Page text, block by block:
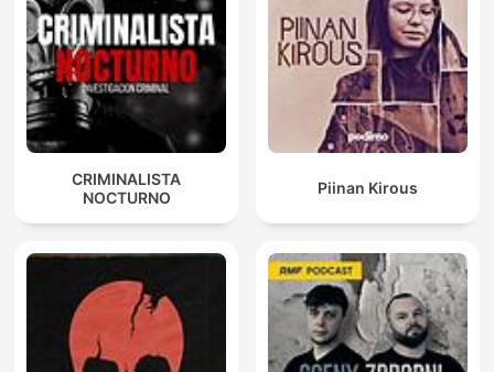
CRIMINALISTA
NOCTURNO
Piinan Kirous